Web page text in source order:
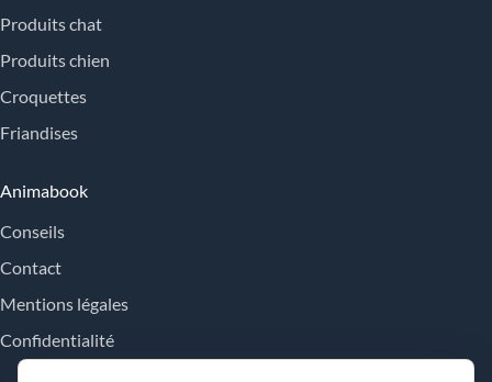
Produits chat
Produits chien
Croquettes
Friandises
Animabook
Conseils
Contact
Mentions légales
Confidentialité